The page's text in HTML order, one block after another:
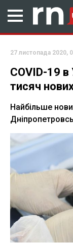
27 листопада 2020,
COVID-19 в
тисяч
Найбільше